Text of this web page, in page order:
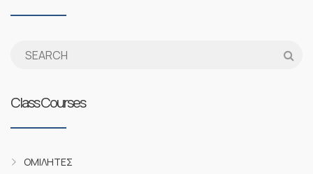
Class Courses
ΟΜΙΛΗΤΈΣ